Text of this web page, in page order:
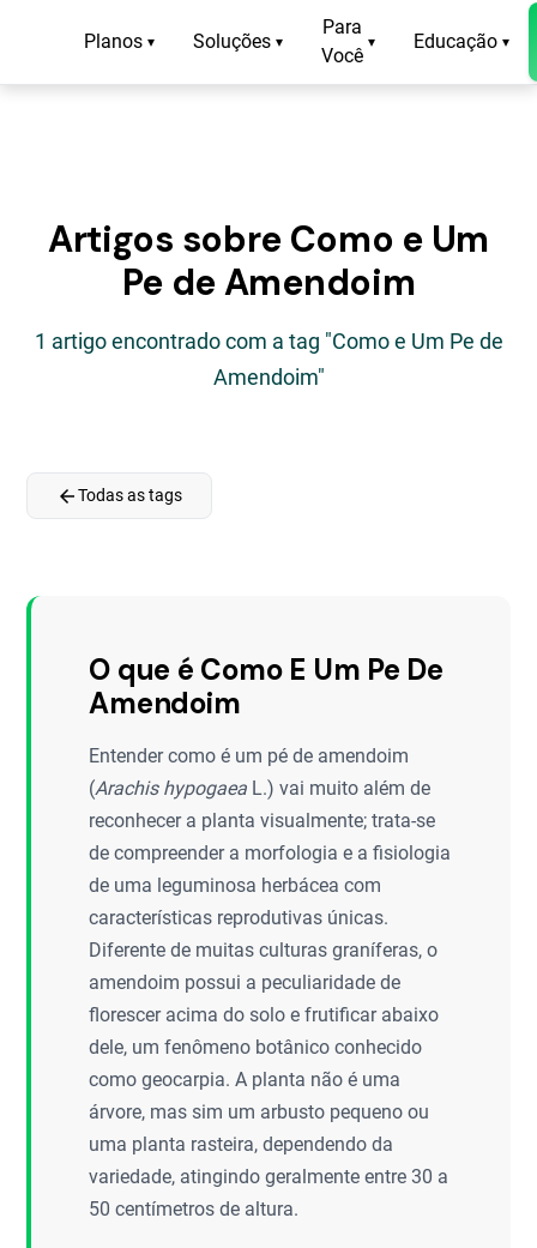
Planos ▾ Soluções ▾
Para
Você
▾ Educação ▾
Artigos sobre Como e Um
Pe de Amendoim
1 artigo encontrado com a tag "Como e Um Pe de
Amendoim"
arrow_backTodas as tags
O que é Como E Um Pe De
Amendoim
Entender como é um pé de amendoim
(Arachis hypogaea L.) vai muito além de
reconhecer a planta visualmente; trata-se
de compreender a morfologia e a fisiologia
de uma leguminosa herbácea com
características reprodutivas únicas.
Diferente de muitas culturas graníferas, o
amendoim possui a peculiaridade de
florescer acima do solo e frutificar abaixo
dele, um fenômeno botânico conhecido
como geocarpia. A planta não é uma
árvore, mas sim um arbusto pequeno ou
uma planta rasteira, dependendo da
variedade, atingindo geralmente entre 30 a
50 centímetros de altura.